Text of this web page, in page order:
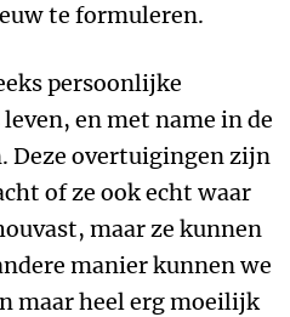
te formuleren.
persoonlijke
en met name in de
Deze overtuigingen zijn
of ze ook echt waar
maar ze kunnen
manier kunnen we
maar heel erg moeilijk